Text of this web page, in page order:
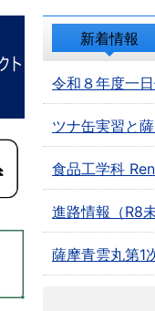
新着情報
令和８年度一
ツナ缶実習と
食品工学科
進路情報（R8
薩摩青雲丸第1